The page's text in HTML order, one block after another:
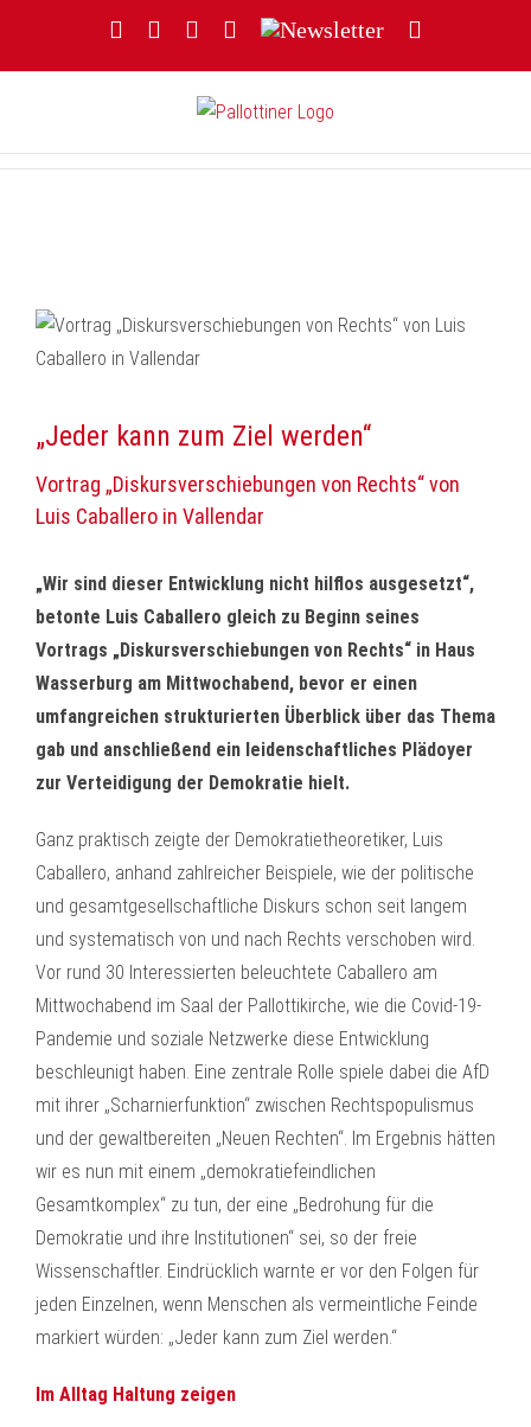
FacebookYouTubeInstagram
Threads
Newsletter
„Jeder kann zum Ziel werden“
Vortrag „Diskursverschiebungen von Rechts“ von
Luis Caballero in Vallendar
„Wir sind dieser Entwicklung nicht hilflos ausgesetzt“,
betonte Luis Caballero gleich zu Beginn seines
Vortrags „Diskursverschiebungen von Rechts“ in Haus
Wasserburg am Mittwochabend, bevor er einen
umfangreichen strukturierten Überblick über das Thema
gab und anschließend ein leidenschaftliches Plädoyer
zur Verteidigung der Demokratie hielt.
Ganz praktisch zeigte der Demokratietheoretiker, Luis
Caballero, anhand zahlreicher Beispiele, wie der politische
und gesamtgesellschaftliche Diskurs schon seit langem
und systematisch von und nach Rechts verschoben wird.
Vor rund 30 Interessierten beleuchtete Caballero am
Mittwochabend im Saal der Pallottikirche, wie die Covid-19-
Pandemie und soziale Netzwerke diese Entwicklung
beschleunigt haben. Eine zentrale Rolle spiele dabei die AfD
mit ihrer „Scharnierfunktion“ zwischen Rechtspopulismus
und der gewaltbereiten „Neuen Rechten“. Im Ergebnis hätten
wir es nun mit einem „demokratiefeindlichen
Gesamtkomplex“ zu tun, der eine „Bedrohung für die
Demokratie und ihre Institutionen“ sei, so der freie
Wissenschaftler. Eindrücklich warnte er vor den Folgen für
jeden Einzelnen, wenn Menschen als vermeintliche Feinde
markiert würden: „Jeder kann zum Ziel werden.“
Im Alltag Haltung zeigen